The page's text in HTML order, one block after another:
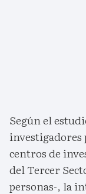
Según el
investigadores
centros de
del Tercer
personas-, la